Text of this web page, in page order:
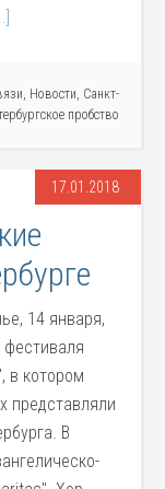
, Новости, Санкт-
пробство
17.01.2018
14 января,
в котором
представляли
В